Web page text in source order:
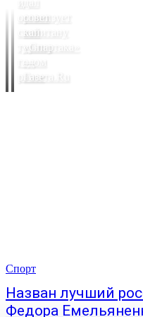
организует
свой
турнир
годом
ранее
совет
капитану
«Спартака»
—
Газета.Ru
Спорт
Назван лучший
Федора